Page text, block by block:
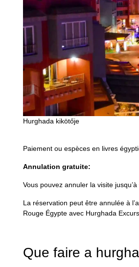
Hurghada kikötője
Paiement ou espèces en livres
Annulation gratuite:
Vous pouvez annuler la visite jusqu’à
La réservation peut être annulée à
Rouge Égypte avec Hurghada
Que faire a